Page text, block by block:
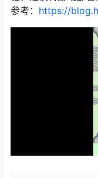
参考： https://